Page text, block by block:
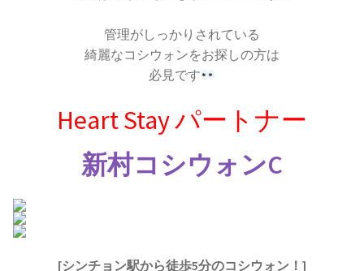
管理がしっかりされている
綺麗なコシウォンをお探しの方は
必見です
Heart Stay パートナー
新村コシウォンC
[シンチョン駅から徒歩5分のコシウォン！]